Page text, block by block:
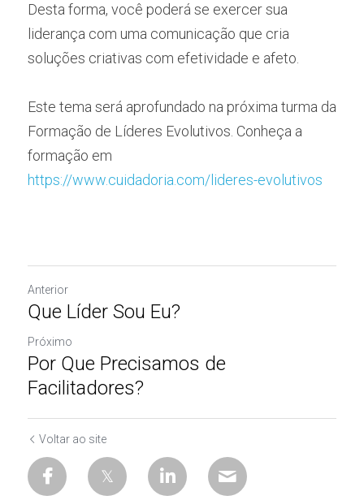
Desta forma, você poderá se exercer sua
liderança com uma comunicação que cria
soluções criativas com efetividade e afeto.
Este tema será aprofundado na próxima turma da
Formação de Líderes Evolutivos. Conheça a
https://www.cuidadoria.com/lideres-evolutivos
Anterior
Que Líder Sou Eu?
Próximo
Por Que Precisamos de
Facilitadores?
Voltar ao site